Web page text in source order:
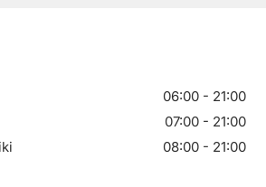
06:00 - 21:00
07:00 - 21:00
08:00 - 21:00